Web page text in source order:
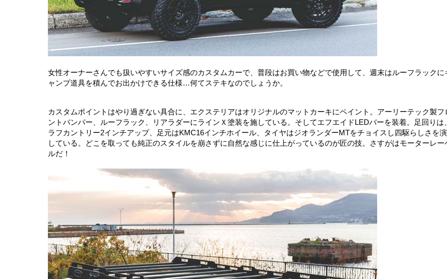
女性オーナーさんでも扱いやすいサイズ感のカスタムカーで、普段はお買い物などで使用して、週末はルーフラックに
ャンプ道具を積んでお出かけできる仕様…何てステキなのでしょうか。
カスタムポイントはやり過ぎない具合に、エクステリアはオリジナルのマットカーキにペイント。アーリーテック製フ
ントバンパー、ルーフラック、リアラダーにラインＸ塗装を施している。そしてエフエイドLEDバーを装着。足回りは
ラフカントリー2インチアップ、足元はKMC16インチホイール、タイヤはジオランダーMTをチョイスし四駆らしさを
している。どこを取っても純正のスタイルを崩さずに自然な感じに仕上がっているのが匠の技。さすがはモーターレー
ルだ！